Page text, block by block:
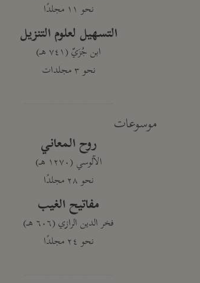
نحو ١١ مجلدًا
التسهيل لعلوم التنزيل
ابن جُزَيّ (٧٤١ هـ)
نحو ٣ مجلدات
موسوعات
روح المعاني
الآلوسي (١٢٧٠ هـ)
نحو ٢٨ مجلدًا
مفاتيح الغيب
فخر الدين الرازي (٦٠٦ هـ)
نحو ٢٤ مجلدًا